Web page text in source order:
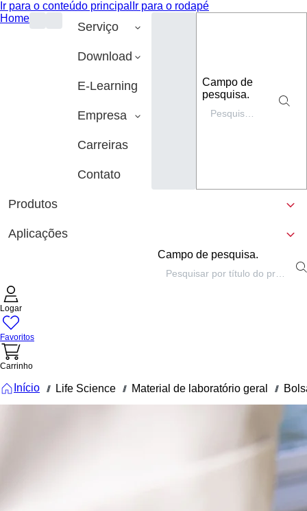
Ir para o conteúdo principal Ir para o rodapé
Home
Serviço
Download
E-Learning
Empresa
Carreiras
Contato
Campo de
pesquisa.
Produtos
Aplicações
Campo de pesquisa.
Logar
Favoritos
Carrinho
Início /// Life Science /// Material de laboratório geral ///